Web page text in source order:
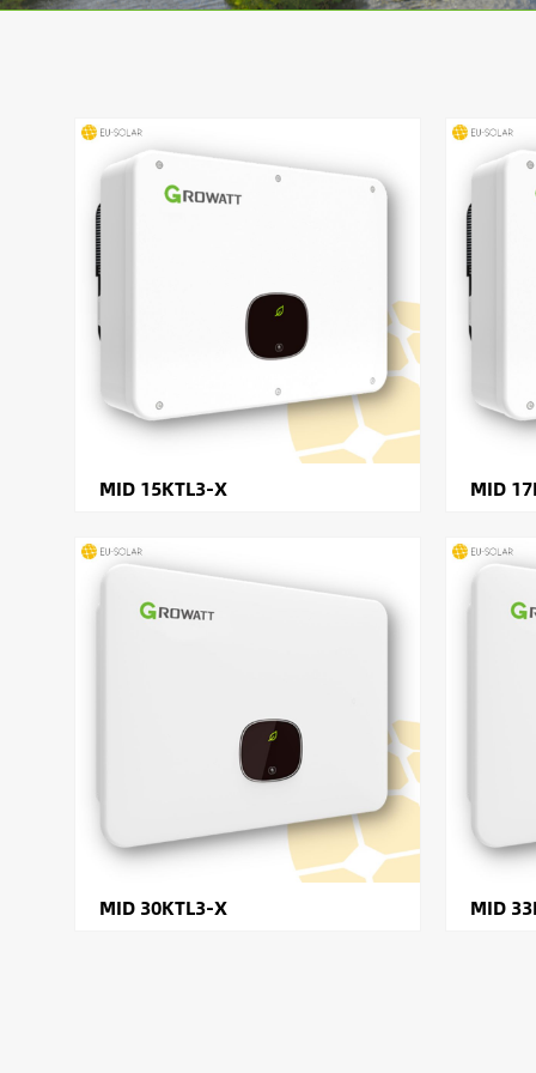
MID 15KTL3-X MID
MID 30KTL3-X MID